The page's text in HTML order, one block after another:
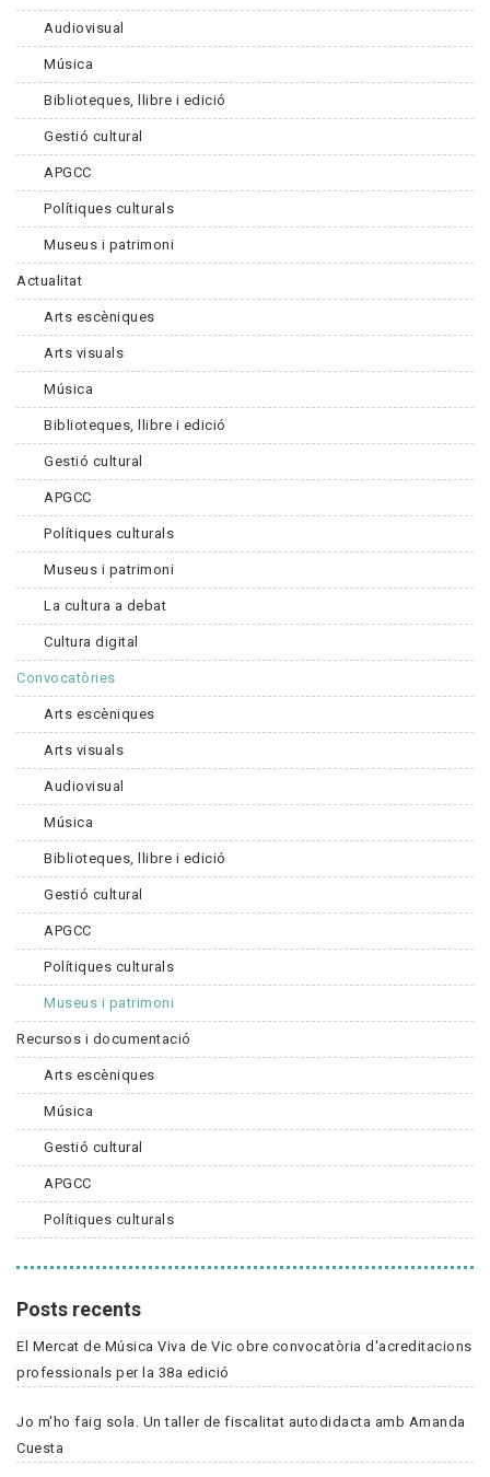
Audiovisual
Música
Biblioteques, llibre i edició
Gestió cultural
APGCC
Polítiques culturals
Museus i patrimoni
Actualitat
Arts escèniques
Arts visuals
Música
Biblioteques, llibre i edició
Gestió cultural
APGCC
Polítiques culturals
Museus i patrimoni
La cultura a debat
Cultura digital
Convocatòries
Arts escèniques
Arts visuals
Audiovisual
Música
Biblioteques, llibre i edició
Gestió cultural
APGCC
Polítiques culturals
Museus i patrimoni
Recursos i documentació
Arts escèniques
Música
Gestió cultural
APGCC
Polítiques culturals
Posts recents
El Mercat de Música Viva de Vic obre convocatòria d'acreditacions
professionals per la 38a edició
Jo m'ho faig sola. Un taller de fiscalitat autodidacta amb Amanda
Cuesta